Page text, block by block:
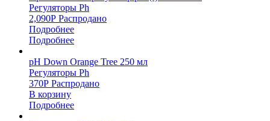
Регуляторы Ph
2,090Р Распродано
Подробнее
Подробнее
pH Down Orange Tree 250 мл
Регуляторы Ph
370Р Распродано
В корзину
Подробнее